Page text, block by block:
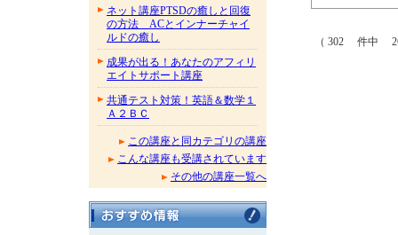
ネット講座PTSDの癒しと回復
の方法 ACとインナーチャイ
ルドの癒し
成果が出る！あなたのアフィリ
エイトサポート講座
共通テスト対策！英語＆数学１
Ａ２ＢＣ
この講座と同カテゴリの講座
こんな講座も受講されています
その他の講座一覧へ
（ 302 件中